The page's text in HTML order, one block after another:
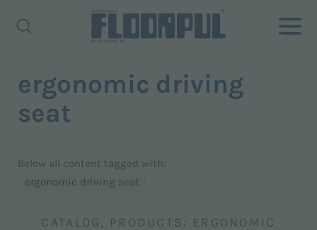
ergonomic driving
seat
Below all content tagged with:
ergonomic driving seat
CATALOG, PRODUCTS: ERGONOMIC